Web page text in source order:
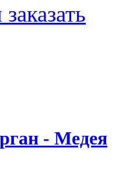
- Медея